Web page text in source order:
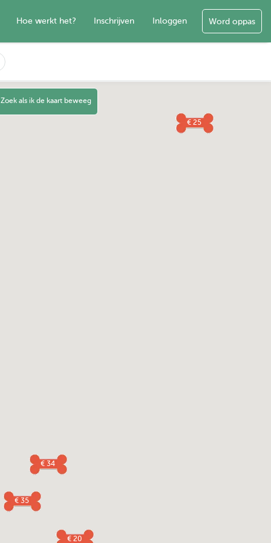
Hoe werkt het? Inschrijven Inloggen Word oppas
€ 35
€ 25
€ 20
€ 34
Zoek als ik de kaart beweeg